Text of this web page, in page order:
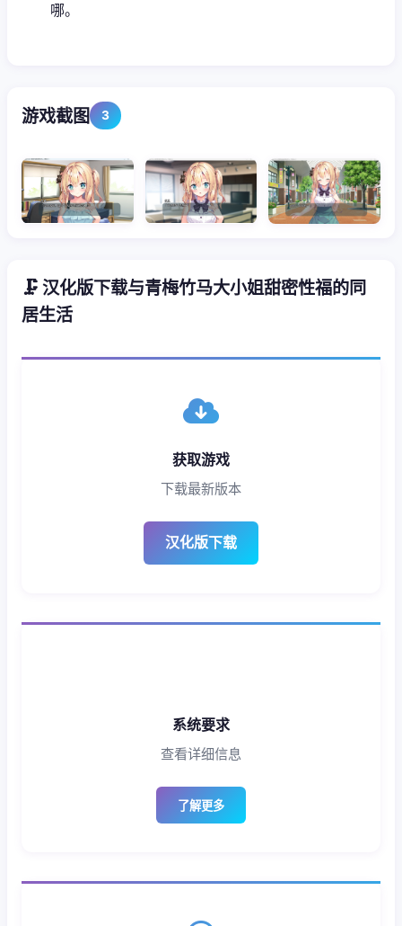
哪。
游戏截图 3
🗜️ 汉化版下载与青梅竹马大小姐甜密性福的同
居生活
获取游戏
下载最新版本
汉化版下载
系统要求
查看详细信息
了解更多